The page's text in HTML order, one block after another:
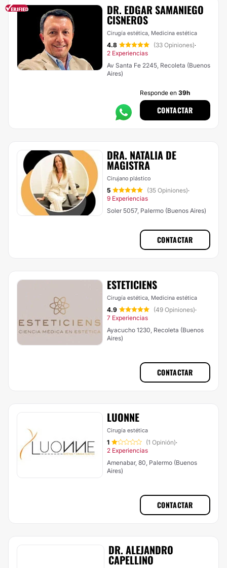
DR. EDGAR SAMANIEGO
CISNEROS
Cirugía estética, Medicina estética
4.8 (33 Opiniones)·
2 Experiencias
Av Santa Fe 2245, Recoleta (Buenos
Aires)
Responde en 39h
CONTACTAR
DRA. NATALIA DE
MAGISTRA
Cirujano plástico
5 (35 Opiniones)·
9 Experiencias
Soler 5057, Palermo (Buenos Aires)
CONTACTAR
ESTETICIENS
Cirugía estética, Medicina estética
4.9 (49 Opiniones)·
7 Experiencias
Ayacucho 1230, Recoleta (Buenos
Aires)
CONTACTAR
LUONNE
Cirugía estética
1 (1 Opinión)·
2 Experiencias
Amenabar, 80, Palermo (Buenos
Aires)
CONTACTAR
DR. ALEJANDRO
CAPELLINO